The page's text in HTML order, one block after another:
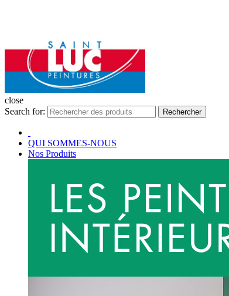
close
Search for:
Rechercher
QUI SOMMES-NOUS
Nos Produits